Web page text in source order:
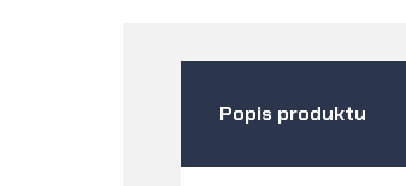
Popis produktu